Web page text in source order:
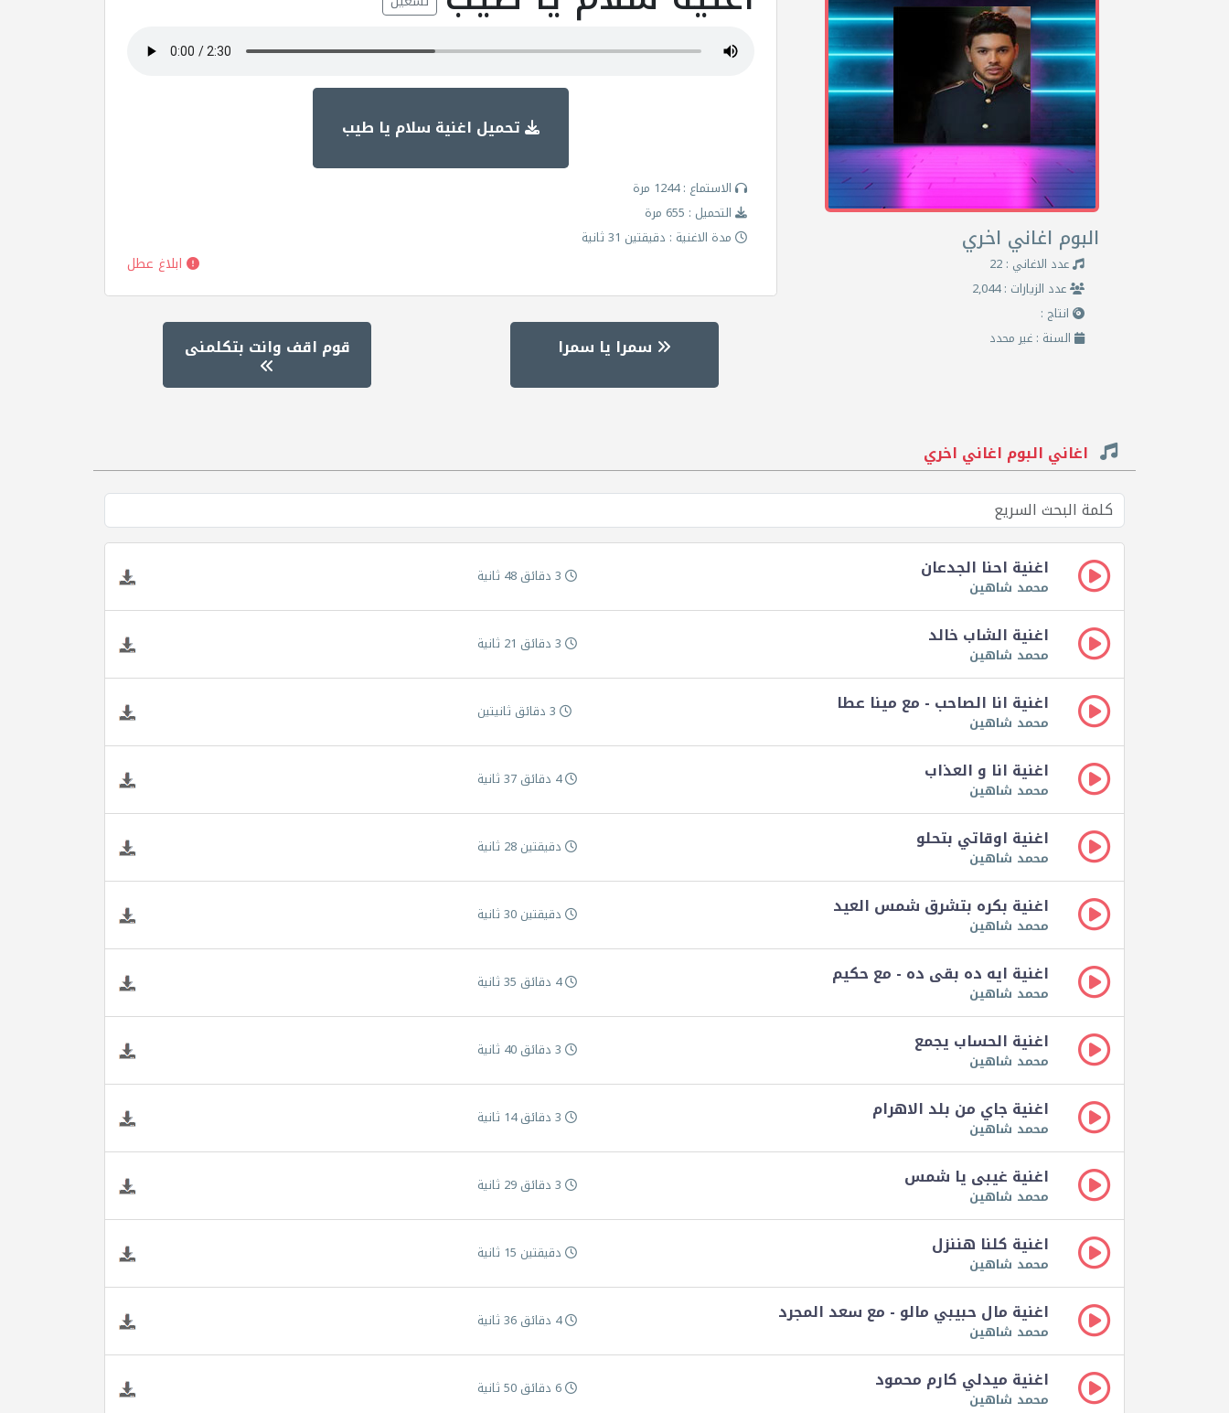
البوم اغاني اخري
عدد الاغاني : 22
عدد الزيارات : 2,044
انتاج :
السنة : غير محدد
تحميل اغنية سلام يا طيب
الاستماع : 1244 مرة
التحميل : 655 مرة
مدة الاغنية : دقيقتين 31 ثانية
ابلاغ عطل
سمرا يا سمرا قوم اقف وانت بتكلمنى
اغاني البوم اغاني اخري
اغنية احنا الجدعان
محمد شاهين
اغنية الشاب خالد
محمد شاهين
اغنية انا الصاحب - مع مينا عطا
محمد شاهين
اغنية انا و العذاب
محمد شاهين 4 دقائق 37 ثانية
اغنية اوقاتي بتحلو
محمد شاهين دقيقتين 28 ثانية
اغنية بكره بتشرق شمس العيد
محمد شاهين دقيقتين 30 ثانية
اغنية ايه ده بقى ده - مع حكيم
محمد شاهين 4 دقائق 35 ثانية
اغنية الحساب يجمع
محمد شاهين
اغنية جاي من بلد الاهرام
محمد شاهين
اغنية غيبى يا شمس
محمد شاهين
اغنية كلنا هننزل
محمد شاهين دقيقتين 15 ثانية
اغنية مال حبيبي مالو - مع سعد المجرد
محمد شاهين 4 دقائق 36 ثانية
اغنية ميدلي كارم محمود
محمد شاهين 6 دقائق 50 ثانية